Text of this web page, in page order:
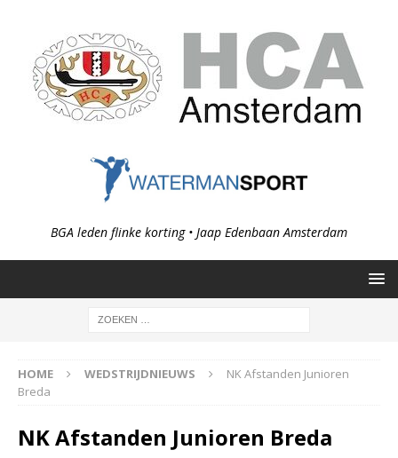
BGA leden flinke korting • Jaap Edenbaan Amsterdam
HOME WEDSTRIJDNIEUWS
NK Afstanden Junioren
Breda
NK Afstanden Junioren Breda